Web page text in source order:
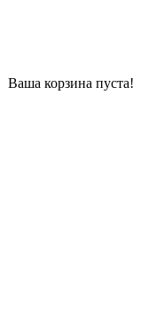
Ваша корзина пуста!